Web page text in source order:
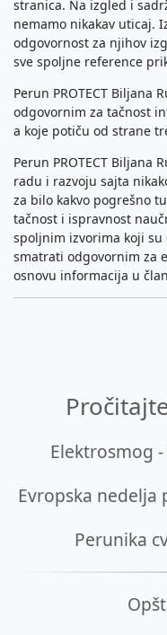
stranica. Na izgled i
nemamo nikakav uticaj.
odgovornost za njihov
sve spoljne reference
Perun PROTECT Biljana
odgovornim za tačnost
a koje potiču od strane
Perun PROTECT Biljana
radu i razvoju sajta
za bilo kakvo pogrešno
tačnost i ispravnost
spoljnim izvorima koji
smatrati odgovornim za
osnovu informacija u
Elektrosmog
Evropska nedelja
Perunika